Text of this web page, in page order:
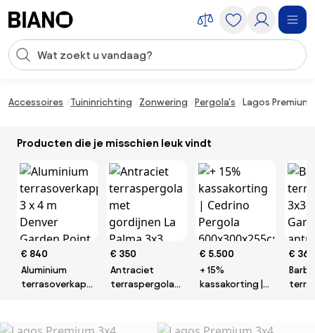
Zoekopdracht invoeren
Accessoires Tuininrichting Zonwering Pergola's Lagos
Producten die je misschien leuk vindt
€ 840
Aluminium
terrasoverkapping
antraciet
€ 350
Antraciet
terraspergola
Garden Point
€ 5.500
+ 15%
kassakorting |
600x300x255cm
€ 360